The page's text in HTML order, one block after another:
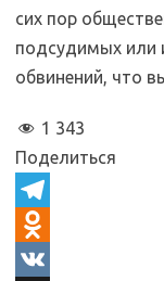
сих пор
подсудимых или
обвинений, что
1 343
Поделиться
T
eO